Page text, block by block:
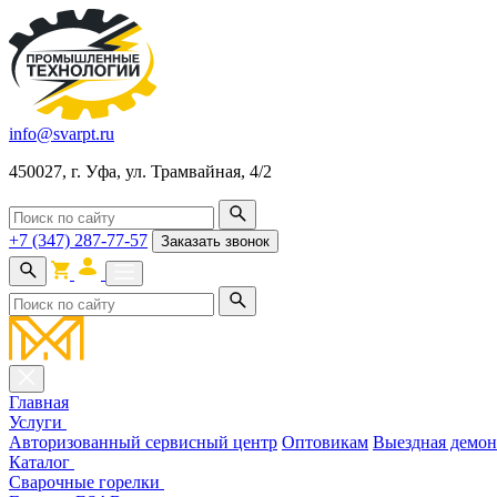
info@svarpt.ru
450027, г. Уфа, ул. Трамвайная, 4/2
+7 (347) 287-77-57 Заказать звонок
Главная
Услуги
Авторизованный сервисный центр Оптовикам Выездная
Каталог
Cварочные горелки